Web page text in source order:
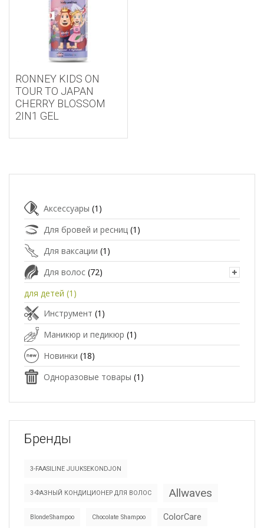
RONNEY KIDS ON
TOUR TO JAPAN
CHERRY BLOSSOM
2IN1 GEL
Аксессуары (1)
Для бровей и ресниц (1)
Для ваксации (1)
Для волос (72)
для детей (1)
Инструмент (1)
Маникюр и педикюр (1)
Новинки (18)
Одноразовые товары (1)
Бренды
3-FAASILINE JUUKSEKONDJON
3-ФАЗНЫЙ КОНДИЦИОНЕР ДЛЯ ВОЛОС Allwaves
BlondeShampoo Chocolate Shampoo ColorCare